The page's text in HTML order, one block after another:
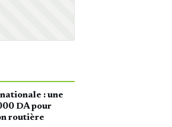
: une
DA pour
routière